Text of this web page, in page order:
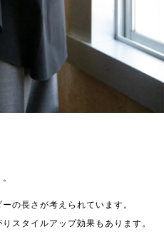
の長さが考えられています。
スタイルアップ効果もあります。